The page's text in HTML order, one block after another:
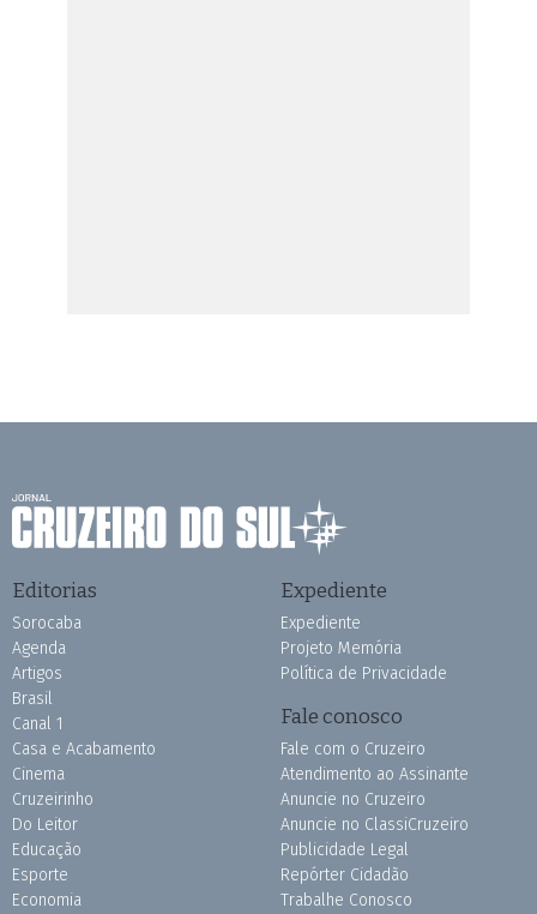
Editorias
Sorocaba
Agenda
Artigos
Brasil
Canal 1
Casa e Acabamento
Cinema
Cruzeirinho
Do Leitor
Educação
Esporte
Economia
Expediente
Expediente
Projeto Memória
Política de Privacidade
Fale conosco
Fale com o Cruzeiro
Atendimento ao Assinante
Anuncie no Cruzeiro
Anuncie no ClassiCruzeiro
Publicidade Legal
Repórter Cidadão
Trabalhe Conosco